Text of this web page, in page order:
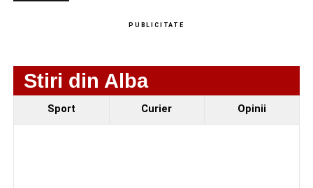
Adaugă-ne ca sursă preferată
Ultimele știri din Sebeș
PUBLICITATE
Stiri din Alba
Sport Curier Opinii